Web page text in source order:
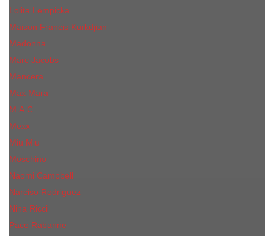
Lolita Lempicka
Maison Francis Kurkdjian
Madonna
Marc Jacobs
Mancera
Max Mara
M.А.C.
Mexx
Miu Miu
Mоsсhino
Naomi Campbell
Narciso Rodriguez
Nina Ricci
Paco Rabanne